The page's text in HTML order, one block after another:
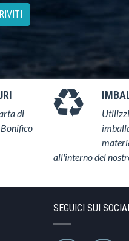
di
all'interno del
SEGUICI SUI